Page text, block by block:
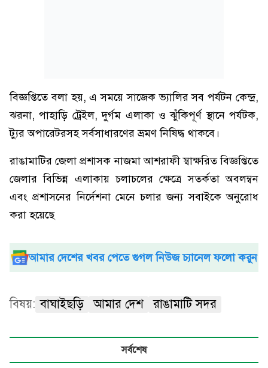
বিজ্ঞপ্তিতে বলা হয়, এ সময়ে সাজেক ভ্যালির সব পর্যটন কেন্দ্র,
ঝরনা, পাহাড়ি ট্রেইল, দুর্গম এলাকা ও ঝুঁকিপূর্ণ স্থানে পর্যটক,
ট্যুর অপারেটরসহ সর্বসাধারণের ভ্রমণ নিষিদ্ধ থাকবে।
রাঙামাটির জেলা প্রশাসক নাজমা আশরাফী স্বাক্ষরিত বিজ্ঞপ্তিতে
জেলার বিভিন্ন এলাকায় চলাচলের ক্ষেত্রে সতর্কতা অবলম্বন
এবং প্রশাসনের নির্দেশনা মেনে চলার জন্য সবাইকে অনুরোধ
করা হয়েছে
আমার দেশের খবর পেতে গুগল নিউজ চ্যানেল ফলো করুন
বিষয়: বাঘাইছড়ি আমার দেশ রাঙামাটি সদর
সর্বশেষ